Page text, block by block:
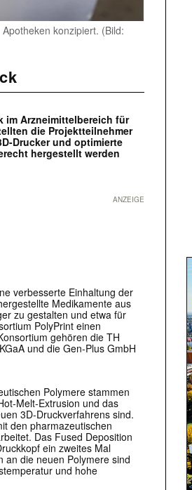
konzipiert. (Bild:
im Arzneimittelbereich für
die Projektteilnehmer
Drucker und optimierte
hergestellt werden
ANZEIGE
verbesserte Einhaltung der
Medikamente aus
zu gestalten und etwa für
PolyPrint einen
gehören die TH
und die Gen-Plus GmbH
Polymere stammen
Melt-Extrusion und das
3D-Druckverfahrens sind.
den pharmazeutischen
Das Fused Deposition
ein zweites Mal
an die neuen Polymere sind
und hohe